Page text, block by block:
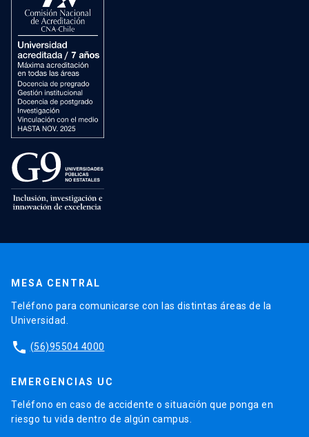
MESA CENTRAL
Teléfono para comunicarse con las distintas áreas de la
Universidad.
phone (56)95504 4000
EMERGENCIAS UC
Teléfono en caso de accidente o situación que ponga en
riesgo tu vida dentro de algún campus.